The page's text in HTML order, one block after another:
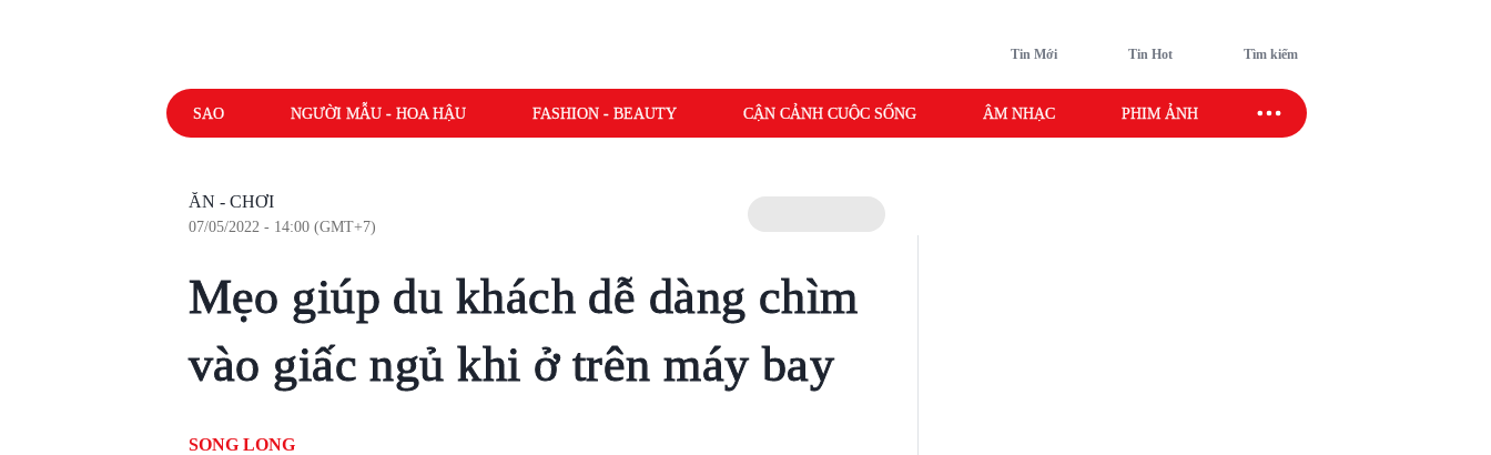
Tin Mới Tin Hot Tìm kiếm
SAO NGƯỜI MẪU - HOA HẬU FASHION - BEAUTY CẬN CẢNH CUỘC SỐNG ÂM NHẠC PHIM ẢNH SAO SPORT
ĂN - CHƠI
07/05/2022 - 14:00 (GMT+7)
Mẹo giúp du khách dễ dàng chìm
vào giấc ngủ khi ở trên máy bay
SONG LONG